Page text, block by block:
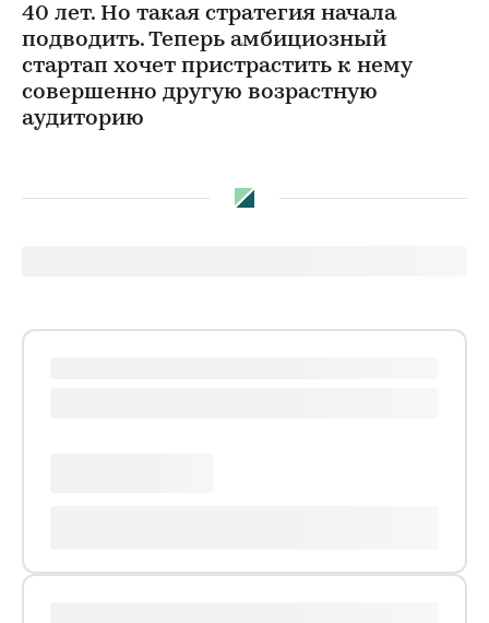
40 лет. Но такая стратегия начала
подводить. Теперь амбициозный
стартап хочет пристрастить к нему
совершенно другую возрастную
аудиторию